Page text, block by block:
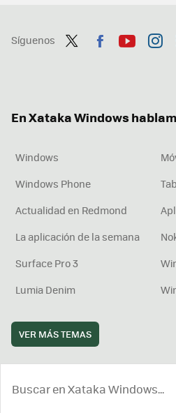
Síguenos
En Xataka Windows
Windows
Windows Phone
Actualidad en Redmond
La aplicación de la semana
Surface Pro 3
Lumia Denim
VER MÁS TEMAS